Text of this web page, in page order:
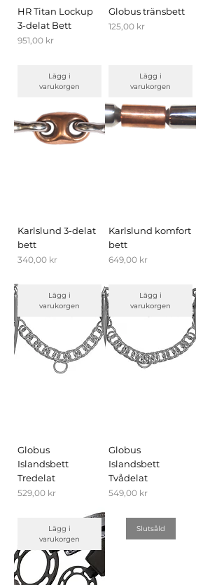
HR Titan Lockup
3-delat Bett
Pris
951,00 kr
Globus tränsbett
Pris
125,00 kr
Lägg i
varukorgen
Karlslund 3-delat
bett
Pris
340,00 kr
Lägg i
varukorgen
Karlslund komfort
bett
Pris
649,00 kr
Lägg i
varukorgen
Globus
Islandsbett
Tredelat
Pris
529,00 kr
Lägg i
varukorgen
Globus
Islandsbett
Tvådelat
Pris
549,00 kr
Lägg i
varukorgen
Slutsåld